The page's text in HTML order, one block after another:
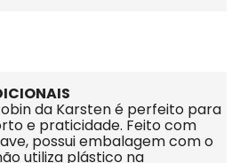
da Karsten é perfeito para
e praticidade. Feito com
possui embalagem com o
utiliza plástico na